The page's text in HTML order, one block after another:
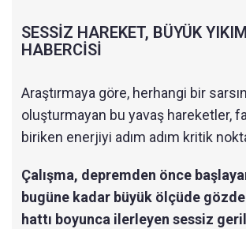
SESSİZ HAREKET, BÜYÜK
HABERCİSİ
Araştırmaya göre, herhangi bir
oluşturmayan bu yavaş hareketler,
biriken enerjiyi adım adım kritik
Çalışma, depremden önce
bugüne kadar büyük ölçüde
hattı boyunca ilerleyen sessiz